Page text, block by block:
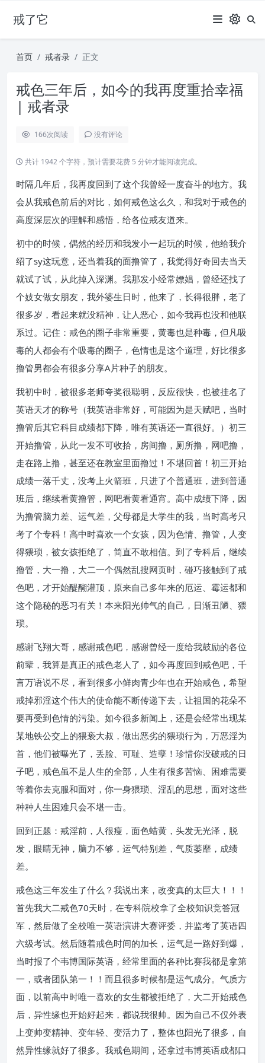
戒了它
首页 戒者录 正文
戒色三年后，如今的我再度重拾幸福
| 戒者录
166次阅读 没有评论
共计 1942 个字符，预计需要花费 5 分钟才能阅读完成。
时隔几年后，我再度回到了这个我曾经一度奋斗的地方。我
会从我戒色前后的对比，如何戒色这么久，和我对于戒色的
高度深层次的理解和感悟，给各位戒友道来。
初中的时候，偶然的经历和我发小一起玩的时候，他给我介
绍了sy这玩意，还当着我的面撸管了，我觉得好奇回去当天
就试了试，从此掉入深渊。我那发小经常嫖娼，曾经还找了
个妓女做女朋友，我外婆生日时，他来了，长得很胖，老了
很多岁，看起来就没精神，让人恶心，如今我再也没和他联
系过。记住：戒色的圈子非常重要，黄毒也是种毒，但凡吸
毒的人都会有个吸毒的圈子，色情也是这个道理，好比很多
撸管男都会有很多分享A片种子的朋友。
我初中时，被很多老师夸奖很聪明，反应很快，也被挂名了
英语天才的称号（我英语非常好，可能因为是天赋吧，当时
撸管后其它科目成绩都下降，唯有英语还一直很好。）初三
开始撸管，从此一发不可收拾，房间撸，厕所撸，网吧撸，
走在路上撸，甚至还在教室里面撸过！不堪回首！初三开始
成绩一落千丈，没考上火箭班，只进了个普通班，进到普通
班后，继续看黄撸管，网吧看黄看通宵。高中成绩下降，因
为撸管脑力差、运气差，父母都是大学生的我，当时高考只
考了个专科！高中时喜欢一个女孩，因为色情、撸管，人变
得猥琐，被女孩拒绝了，简直不敢相信。到了专科后，继续
撸管，大一撸，大二一个偶然乱搜网页时，碰巧接触到了戒
色吧，才开始醍醐灌顶，原来自己多年来的厄运、霉运都和
这个隐秘的恶习有关！本来阳光帅气的自己，日渐丑陋、猥
琐。
感谢飞翔大哥，感谢戒色吧，感谢曾经一度给我鼓励的各位
前辈，我算是真正的戒色老人了，如今再度回到戒色吧，千
言万语说不尽，看到很多小鲜肉青少年也在开始戒色，希望
戒掉邪淫这个伟大的使命能不断传递下去，让祖国的花朵不
要再受到色情的污染。如今很多新闻上，还是会经常出现某
某地铁公交上的猥亵大叔，做出恶劣的猥琐行为，万恶淫为
首，他们被曝光了，丢脸、可耻、造孽！珍惜你没破戒的日
子吧，戒色虽不是人生的全部，人生有很多苦恼、困难需要
等着你去克服和面对，你一身猥琐、淫乱的思想，面对这些
种种人生困难只会不堪一击。
回到正题：戒淫前，人很瘦，面色蜡黄，头发无光泽，脱
发，眼睛无神，脑力不够，运气特别差，气质萎靡，成绩
差。
戒色这三年发生了什么？我说出来，改变真的太巨大！！！
首先我大二戒色70天时，在专科院校拿了全校知识竞答冠
军，然后做了全校唯一英语演讲大赛评委，并监考了英语四
六级考试。然后随着戒色时间的加长，运气是一路好到爆，
当时报了个韦博国际英语，经常里面的各种比赛我都是拿第
一，或者团队第一！！而且很多时候都是运气成分。气质方
面，以前高中时唯一喜欢的女生都被拒绝了，大二开始戒色
后，异性缘也开始好起来，都说我很帅。因为自己不仅外表
上变帅变精神、变年轻、变活力了，整体也阳光了很多，自
然异性缘就好了很多。我戒色期间，还拿过韦博英语成都口